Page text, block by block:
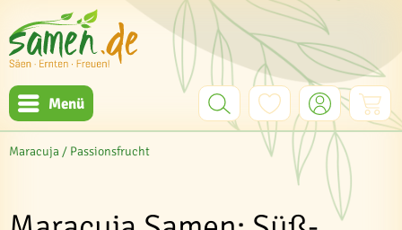
Menü
Maracuja / Passionsfrucht